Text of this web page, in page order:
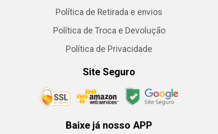
Política de Retirada e envios
Política de Troca e Devolução
Política de Privacidade
Site Seguro
Baixe já nosso APP